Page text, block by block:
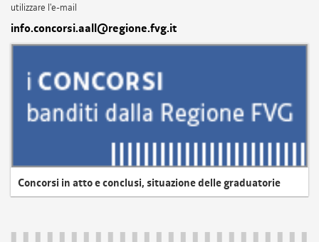
utilizzare l'e-mail
info.concorsi.aall@regione.fvg.it
Concorsi in atto e conclusi, situazione delle graduatorie